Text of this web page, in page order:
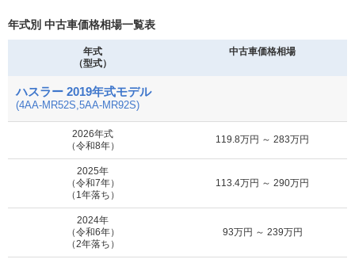
に申込む
4WD ハイブリッド Gターボ 42.2万円 ～ 154.2万円
4WD ハイブリッド X 42.2万円 ～ 154.2万円
MOTA
車買取査定
4WD ハイブリッド Xターボ
MOTA
に申込む
年式別 中古車価格相場一覧表
年式
（型式）
中古車価格相場
ハスラー 2019年式モデル
(4AA-MR52S,5AA-MR92S)
2026年式
（令和8年）
119.8万円 ～ 283万円
2025年
（令和7年）
（1年落ち）
113.4万円 ～ 290万円
2024年
（令和6年）
（2年落ち）
93万円 ～ 239万円